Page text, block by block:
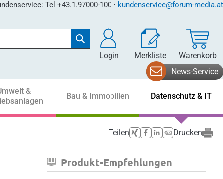
Tel +43.1.97000-100 • kundenservice@forum-media.at
Login Merkliste Warenkorb
News-Service
&
Bau & Immobilien Datenschutz & IT
Teilen Drucken
Produkt-Empfehlungen